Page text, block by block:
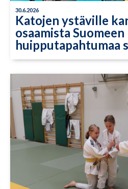
30.6.2026
Katojen ystäville
osaamista
huipputapahtumaa